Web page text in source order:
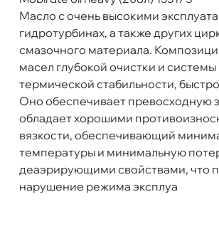
Масло с очень высокими
идротурбинах, а также других
смазочного материала.
масел глубокой очистки и
термической стабильности,
Оно обеспечивает превосходную
обладает хорошими
язкости, обеспечивающий
температуры и минимальную
деаэрирующими свойствами, что
нарушение режима эксплуа
Объем
208л
Артикул
122202
Пн-Пт09.30 - 19.00Сб-Вс
Сегодня, бесплатно